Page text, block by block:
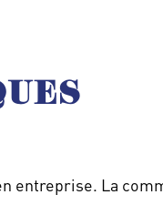
entreprise. La